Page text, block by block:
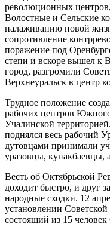
революционных центров,
Волостные и Сельские
налаживанию новой
сопротивление
поражение под
степи и вскоре вышел к
город, разгромили
Верхнеуральск в центр
Трудное положение
рабочих центров
Учалинской
поднялся весь рабочий
дутовцами принимали
уразовцы, кунакбаевцы,
Весть об Октябрьской
доходит быстро, и друг
народные сходки. 12
установлении
состоящий из 15